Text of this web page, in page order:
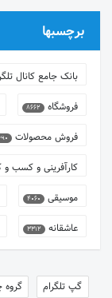
برچسبها
بانک جامع کانال
فروشگاه 8662
فروش محصولات
کارآفرینی و کسب و
موسیقی 4060
عاشقانه 3312
گپ تلگرام گروه